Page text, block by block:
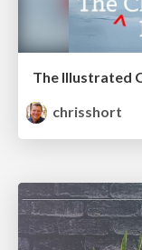
The Illustrated
chrisshort